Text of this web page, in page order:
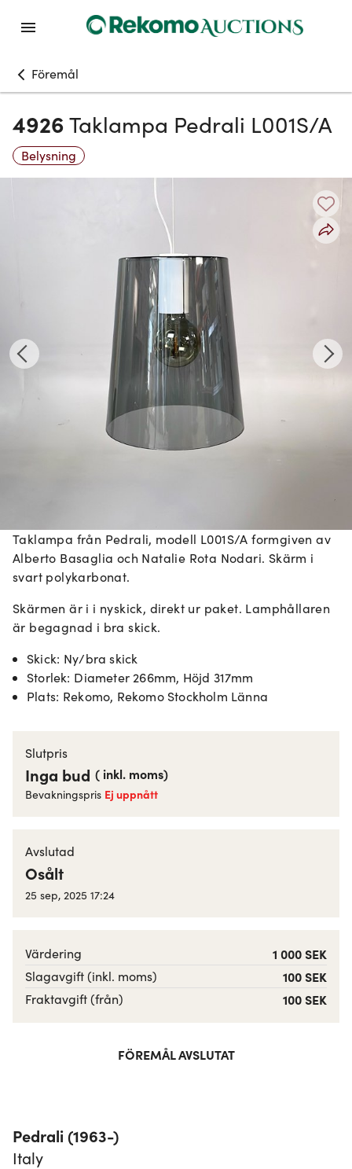
Föremål
4926Taklampa Pedrali L001S/A
Belysning
Taklampa från Pedrali, modell L001S/A formgiven av
Alberto Basaglia och Natalie Rota Nodari. Skärm i
svart polykarbonat.
Skärmen är i i nyskick, direkt ur paket. Lamphållaren
är begagnad i bra skick.
Skick: Ny/bra skick
Storlek: Diameter 266mm, Höjd 317mm
Plats: Rekomo, Rekomo Stockholm Länna
Slutpris
Inga bud ( inkl. moms)
Bevakningspris Ej uppnått
Avslutad
Osålt
25 sep, 2025 17:24
Värdering 1 000 SEK
Slagavgift (inkl. moms) 100 SEK
Fraktavgift (från) 100 SEK
FÖREMÅL AVSLUTAT
Pedrali (1963-)
Italy